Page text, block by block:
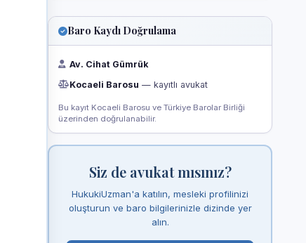
Baro Kaydı Doğrulama
Av. Cihat Gümrük
Kocaeli Barosu — kayıtlı avukat
Bu kayıt Kocaeli Barosu ve Türkiye Barolar Birliği
üzerinden doğrulanabilir.
Siz de avukat mısınız?
HukukiUzman'a katılın, mesleki profilinizi
oluşturun ve baro bilgilerinizle dizinde yer
alın.